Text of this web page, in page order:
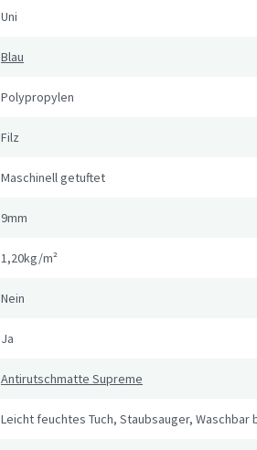
Uni
Blau
Polypropylen
Filz
Maschinell getuftet
9mm
1,20kg/m²
Nein
Ja
Antirutschmatte Supreme
Leicht feuchtes Tuch, Staubsauger, Waschbar